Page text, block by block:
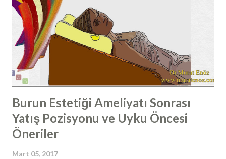
baş ağrıları ortaya çıkabilmektedir. Kemik Spur Formasyonu
Tanısı Nasıl Konulur? Kemik spur tanısı, burun içi
endoskopik muayene ile ya da çekilen paranazal sinus
tomografilerinde kemik spur formasyonunun görülmesi ile
konulabilir. Çoğunlukla, spur burun boşlu...
Burun Estetiği Ameliyatı Sonrası
Yatış Pozisyonu ve Uyku Öncesi
Öneriler
Mart 05, 2017